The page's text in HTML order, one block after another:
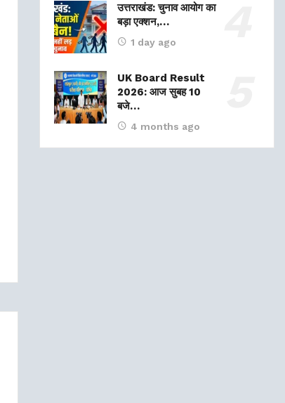
उत्तराखंड: चुनाव आयोग का
बड़ा एक्शन,…
1 day ago
UK Board Result
2026: आज सुबह 10
बजे…
4 months ago